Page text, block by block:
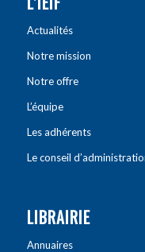
Actualités
Notre mission
Notre offre
L’équipe
Les adhérents
Le conseil
LIBRAIRIE
Annuaires